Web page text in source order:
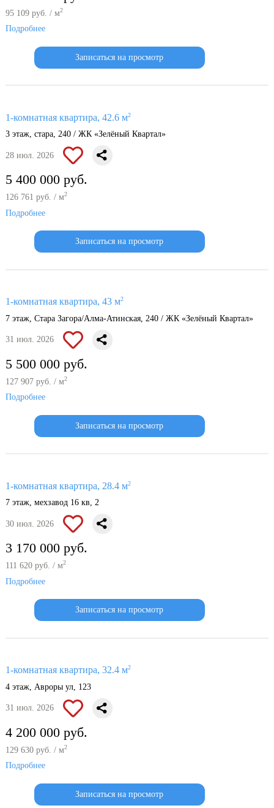
95 109 руб. / м2
Подробнее
Записаться на просмотр
1-комнатная квартира, 42.6 м2
3 этаж, стара, 240 / ЖК «Зелёный Квартал»
28 июл. 2026
5 400 000 руб.
126 761 руб. / м2
Подробнее
Записаться на просмотр
1-комнатная квартира, 43 м2
7 этаж, Стара Загора/Алма-Атинская, 240 / ЖК «Зелёный Квартал»
31 июл. 2026
5 500 000 руб.
127 907 руб. / м2
Подробнее
Записаться на просмотр
1-комнатная квартира, 28.4 м2
7 этаж, мехзавод 16 кв, 2
30 июл. 2026
3 170 000 руб.
111 620 руб. / м2
Подробнее
Записаться на просмотр
1-комнатная квартира, 32.4 м2
4 этаж, Авроры ул, 123
31 июл. 2026
4 200 000 руб.
129 630 руб. / м2
Подробнее
Записаться на просмотр